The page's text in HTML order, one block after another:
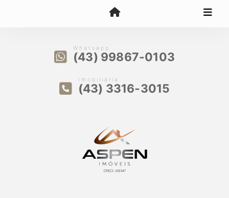
Whatsapp
(43) 99867-0103
Imobiliária
(43) 3316-3015